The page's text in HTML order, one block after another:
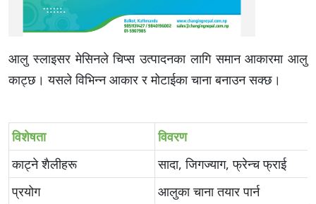
आलु स्लाइसर मेसिनले चिप्स उत्पादनका लागि समान आकारमा आलु
काट्छ। यसले विभिन्न आकार र मोटाईका चाना बनाउन सक्छ।
विशेषता
विवरण
काट्ने शैलीहरू
सादा, जिगज्याग, फ्रेन्च फ्राई
प्रयोग
आलुका चाना तयार पार्न